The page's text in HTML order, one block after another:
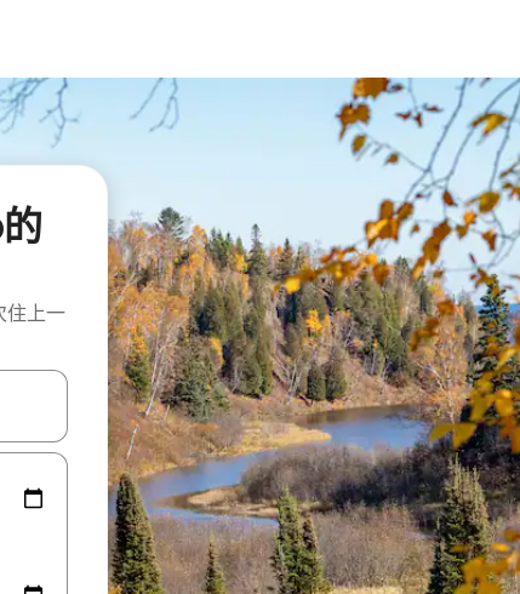
住上一
輕點、滑動裝置。